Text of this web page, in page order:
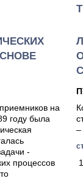
на
году была
-
процессов
–